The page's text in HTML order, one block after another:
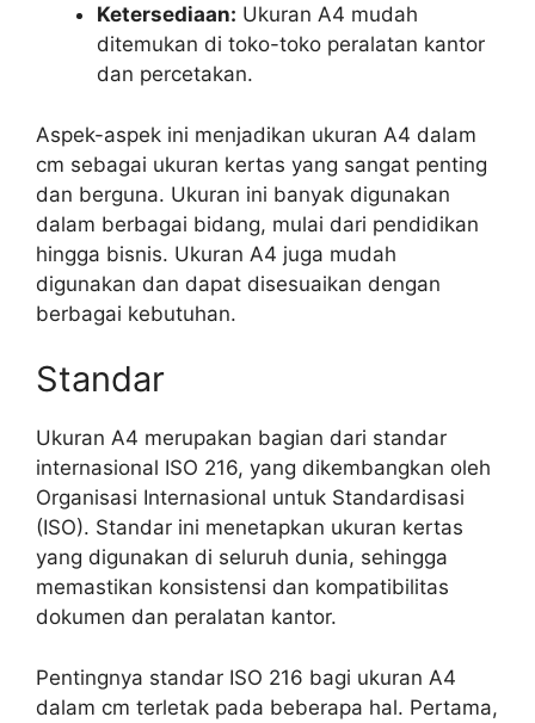
Ketersediaan: Ukuran A4 mudah
ditemukan di toko-toko peralatan kantor
dan percetakan.
Aspek-aspek ini menjadikan ukuran A4 dalam
cm sebagai ukuran kertas yang sangat penting
dan berguna. Ukuran ini banyak digunakan
dalam berbagai bidang, mulai dari pendidikan
hingga bisnis. Ukuran A4 juga mudah
digunakan dan dapat disesuaikan dengan
berbagai kebutuhan.
Standar
Ukuran A4 merupakan bagian dari standar
internasional ISO 216, yang dikembangkan oleh
Organisasi Internasional untuk Standardisasi
(ISO). Standar ini menetapkan ukuran kertas
yang digunakan di seluruh dunia, sehingga
memastikan konsistensi dan kompatibilitas
dokumen dan peralatan kantor.
Pentingnya standar ISO 216 bagi ukuran A4
dalam cm terletak pada beberapa hal. Pertama,